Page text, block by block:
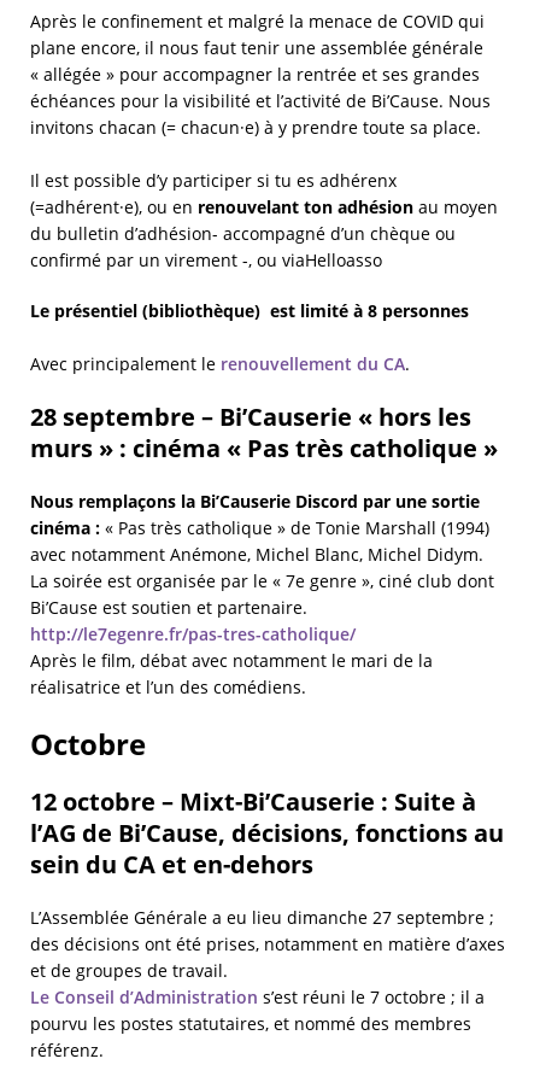
Après le confinement et malgré la menace de COVID qui
plane encore, il nous faut tenir une assemblée générale
« allégée » pour accompagner la rentrée et ses grandes
échéances pour la visibilité et l’activité de Bi’Cause. Nous
invitons chacan (= chacun·e) à y prendre toute sa place.
Il est possible d’y participer si tu es adhérenx
(=adhérent·e), ou en renouvelant ton adhésion au moyen
du bulletin d’adhésion- accompagné d’un chèque ou
confirmé par un virement -, ou viaHelloasso
Le présentiel (bibliothèque) est limité à 8 personnes
Avec principalement le renouvellement du CA.
28 septembre – Bi’Causerie « hors les
murs » : cinéma « Pas très catholique »
Nous remplaçons la Bi’Causerie Discord par une sortie
cinéma : « Pas très catholique » de Tonie Marshall (1994)
avec notamment Anémone, Michel Blanc, Michel Didym.
La soirée est organisée par le « 7e genre », ciné club dont
Bi’Cause est soutien et partenaire.
http://le7egenre.fr/pas-tres-catholique/
Après le film, débat avec notamment le mari de la
réalisatrice et l’un des comédiens.
Octobre
12 octobre – Mixt-Bi’Causerie : Suite à
l’AG de Bi’Cause, décisions, fonctions au
sein du CA et en-dehors
L’Assemblée Générale a eu lieu dimanche 27 septembre ;
des décisions ont été prises, notamment en matière d’axes
et de groupes de travail.
Le Conseil d’Administration s’est réuni le 7 octobre ; il a
pourvu les postes statutaires, et nommé des membres
référenz.